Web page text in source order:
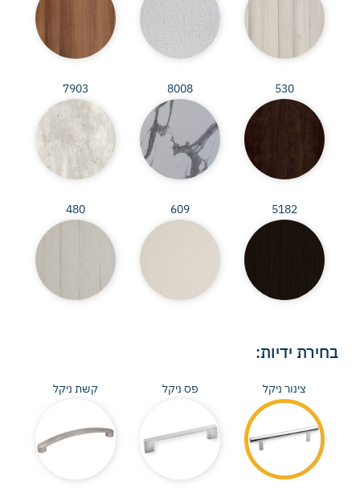
530
8008
7903
5182
609
480
בחירת ידיות:
צינור ניקל פס ניקל קשת ניקל